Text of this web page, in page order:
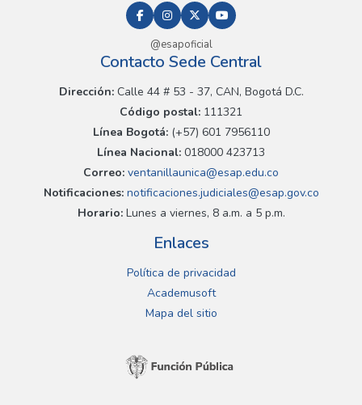
@esapoficial
Contacto Sede Central
Dirección:Calle 44 # 53 - 37, CAN, Bogotá D.C.
Código postal: 111321
Línea Bogotá:(+57) 601 7956110
Línea Nacional: 018000 423713
Correo: ventanillaunica@esap.edu.co
Notificaciones:notificaciones.judiciales@esap.gov.co
Horario:Lunes a viernes, 8 a.m. a 5 p.m.
Enlaces
Política de privacidad
Academusoft
Mapa del sitio